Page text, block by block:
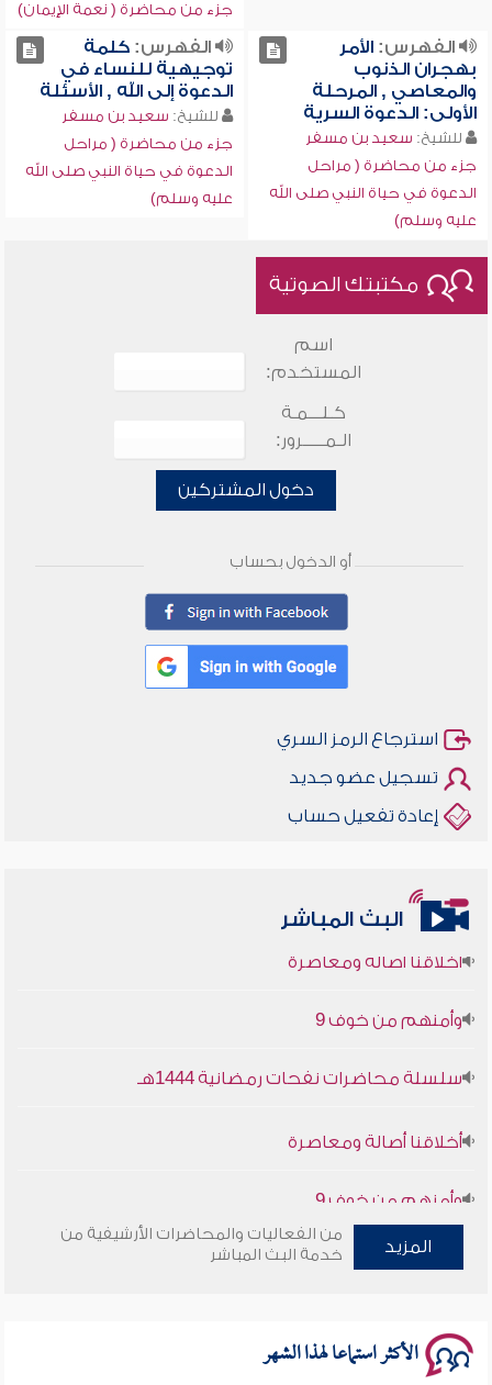
جزء من محاضرة ( نعمة الإيمان)
الفهرس:الأمر
بهجران الذنوب
والمعاصي , المرحلة
الأولى: الدعوة السرية
للشيخ: سعيد بن مسفر
جزء من محاضرة ( مراحل
الدعوة في حياة النبي صلى الله
عليه وسلم)
الفهرس:كلمة
توجيهية للنساء في
الدعوة إلى الله , الأسئلة
للشيخ: سعيد بن مسفر
جزء من محاضرة ( مراحل
الدعوة في حياة النبي صلى الله
عليه وسلم)
مكتبتك الصوتية
اسم
المستخدم:
كـلـــمـة
الـمـــــرور:
دخول المشتركين
أو الدخول بحساب
استرجاع الرمز السري
تسجيل عضو جديد
إعادة تفعيل حساب
البث المباشر
أخلاقنا أصالة ومعاصرة
سلسلة محاضرات نفحات رمضانية 1444هـ
المزيد
من الفعاليات والمحاضرات الأرشيفية من
خدمة البث المباشر
الأكثر استماعا لهذا الشهر